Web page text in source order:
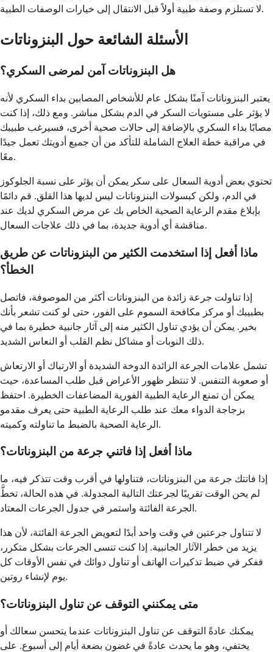
لا تستلزم وصفة طبية أولاً قبل الانتقال إلى خيارات الوصفات الطبية.
الأسئلة الشائعة حول البنزوناتات
هل البنزوناتات آمن لمرضى السكري؟
يعتبر البنزوناتات آمنًا بشكل عام للأشخاص المصابين بداء السكري لأنه
لا يؤثر على مستويات السكر في الدم بشكل مباشر. ومع ذلك، إذا كنت
مصابًا بداء السكري بالإضافة إلى حالات صحية أخرى، فسيرغب طبيبك
في مراقبة خطة العلاج الشاملة للتأكد من أن جميع أدويتك تعمل جيدًا
معًا.
تحتوي بعض أدوية السعال على سكر يمكن أن يؤثر على نسبة الجلوكوز
في الدم، ولكن كبسولات البنزوناتات ليس لديها هذا القلق. قم دائمًا
بإبلاغ مقدم الرعاية الصحية الخاص بك عن مرض السكري لديك عند
مناقشة أي أدوية جديدة، بما في ذلك علاجات السعال.
ماذا أفعل إذا استخدمت الكثير من البنزوناتات عن طريق
الخطأ؟
إذا تناولت جرعة زائدة من البنزوناتات أكثر من الموصوفة، فاتصل
بطبيبك أو مركز مكافحة السموم على الفور، حتى لو كنت تشعر بأنك
بخير. يمكن أن يؤدي تناول الكثير منه إلى آثار جانبية خطيرة بما في
ذلك النوبات أو مشاكل نظم القلب أو النعاس الشديد.
تشمل علامات الجرعة الزائدة الدوخة الشديدة أو الارتباك أو الارتعاش
أو صعوبة التنفس. لا تنتظر ظهور الأعراض قبل طلب المساعدة، حيث
يمكن أن تمنع الرعاية الطبية الفورية المضاعفات الخطيرة. احتفظ
بزجاجة الدواء معك عند طلب الرعاية الطبية حتى يعرف مقدمو
الرعاية الصحية بالضبط ما تناولته وكميته.
ماذا أفعل إذا فاتني جرعة من البنزوناتات؟
إذا فاتتك جرعة من البنزوناتات، فتناولها في أقرب وقت تتذكر فيه، ما
لم يحن الوقت تقريبًا لجرعتك التالية المجدولة. في هذه الحالة، تخطَّ
الجرعة الفائتة واستمر في جدول الجرعات المعتاد.
لا تتناول جرعتين في وقت واحد أبدًا لتعويض الجرعة الفائتة، لأن هذا
يزيد من خطر الآثار الجانبية. إذا كنت تنسى الجرعات بشكل متكرر،
ففكر في ضبط تذكيرات الهاتف أو تناول دوائك في نفس الأوقات كل
يوم لإنشاء روتين.
متى يمكنني التوقف عن تناول البنزوناتات؟
يمكنك عادةً التوقف عن تناول البنزوناتات عندما يتحسن سعالك أو
يختفي، وهو ما يحدث عادةً في غضون بضعة أيام إلى أسبوع. على